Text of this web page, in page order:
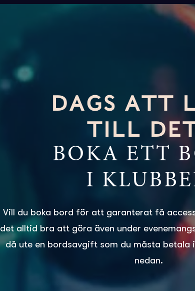
DAGS ATT
TILL
BOKA ETT
I
Vill du boka bord för att garanterat få
det alltid bra att göra även under
då ute en bordsavgift som du måsta betala
nedan.